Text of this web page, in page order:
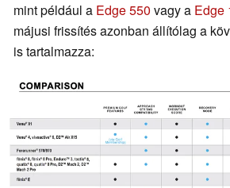
mint például a Edge 550 vagy a Edge
májusi frissítés azonban állítólag a
is tartalmazza: